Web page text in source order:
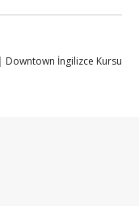
Downtown İngilizce Kursu